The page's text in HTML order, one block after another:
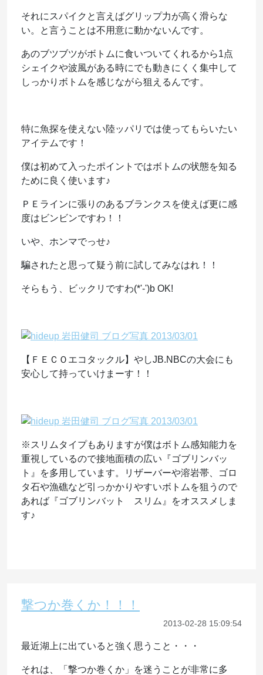
それにスパイクと言えばグリップ力が高く滑らな
い。と言うことは不用意に動かないんです。
あのブツブツがボトムに食いついてくれるから1点
シェイクや波風がある時にでも動きにくく集中して
しっかりボトムを感じながら狙えるんです。
特に魚探を使えない陸ッパリでは使ってもらいたい
アイテムです！
僕は初めて入ったポイントではボトムの状態を知る
ために良く使います♪
ＰＥラインに張りのあるブランクスを使えば更に感
度はビンビンですわ！！
いや、ホンマでっせ♪
騙されたと思って疑う前に試してみなはれ！！
そらもう、ビックリですわ(*'-')b OK!
【ＦＥＣＯエコタックル】やしJB.NBCの大会にも
安心して持っていけまーす！！
※スリムタイプもありますが僕はボトム感知能力を
重視しているので接地面積の広い『ゴブリンバッ
ト』を多用しています。リザーバーや溶岩帯、ゴロ
タ石や漁礁など引っかかりやすいボトムを狙うので
あれば『ゴブリンバット スリム』をオススメしま
す♪
撃つか巻くか！！！
2013-02-28 15:09:54
最近湖上に出ていると強く思うこと・・・
それは、「撃つか巻くか」を迷うことが非常に多